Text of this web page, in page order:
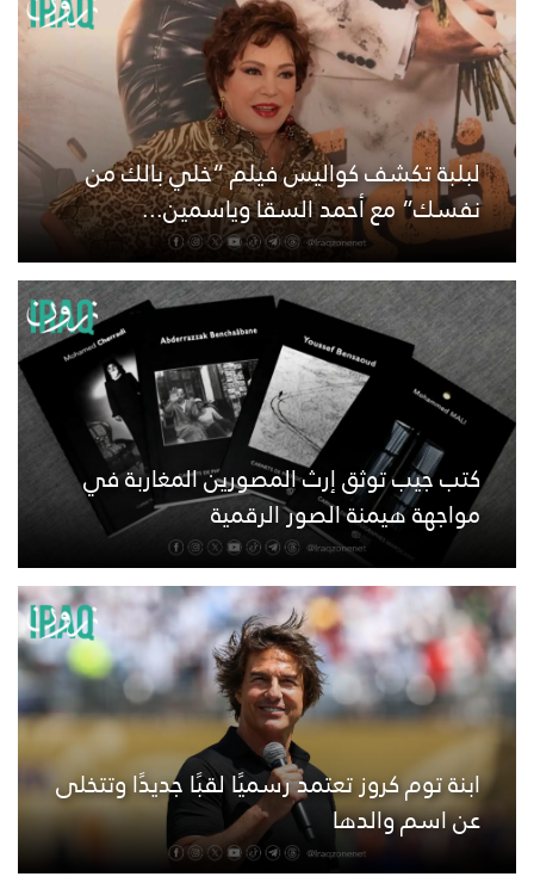
لبلبة تكشف كواليس فيلم “خلي بالك من
نفسك” مع أحمد السقا وياسمين...
كتب جيب توثق إرث المصورين المغاربة في
مواجهة هيمنة الصور الرقمية
ابنة توم كروز تعتمد رسميًا لقبًا جديدًا وتتخلى
عن اسم والدها